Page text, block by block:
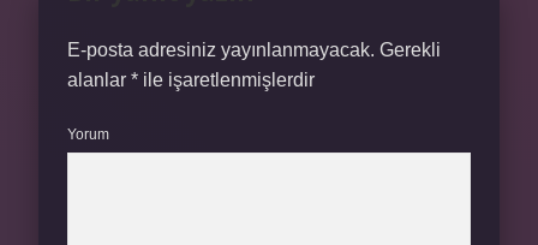
E-posta adresiniz yayınlanmayacak. Gerekli
alanlar * ile işaretlenmişlerdir
Yorum